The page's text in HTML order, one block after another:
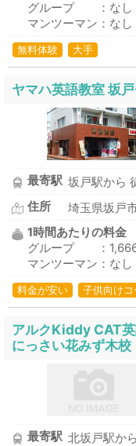
グループ ：なし
マンツーマン：なし
無料体験 大手
ヤマハ英語教室 坂
最寄駅 坂戸駅から
住所
埼玉県坂戸
1時間あたりの料金
グループ ：1,666
マンツーマン：なし
料金が安い 子供向けコ
アルクKiddy CAT英
にっさい花みず木校
最寄駅 北坂戸駅か